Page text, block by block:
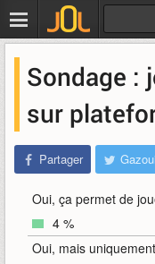
Sondage :
sur
Partager
Oui, ça permet de
4 %
Oui, mais